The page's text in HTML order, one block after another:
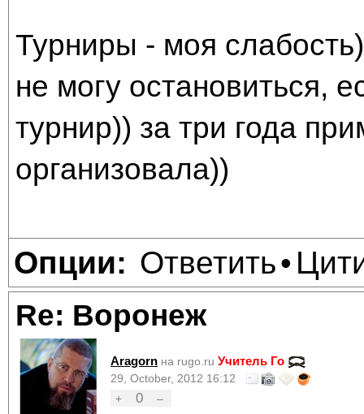
Турниры - моя
не могу остановиться,
турнир)) за три года
организовала))
Опции: Ответить•
Re: Воронеж
Aragorn на rugo.ru Учитель Го
29, October, 2012 16:12
+
0 –